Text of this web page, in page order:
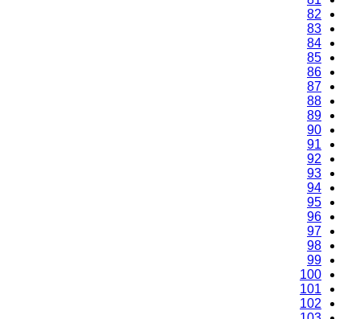
80
81
82
83
84
85
86
87
88
89
90
91
92
93
94
95
96
97
98
99
100